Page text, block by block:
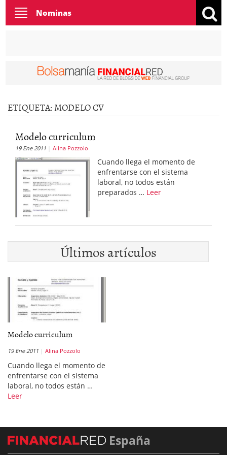
Toggle
navigation
Nominas
ETIQUETA: MODELO CV
Modelo curriculum
19 Ene 2011 Alina Pozzolo
Cuando llega el momento de
enfrentarse con el sistema
laboral, no todos están
preparados … Leer
Últimos artículos
Modelo curriculum
19 Ene 2011 Alina Pozzolo
Cuando llega el momento de
enfrentarse con el sistema
laboral, no todos están …
Leer
España